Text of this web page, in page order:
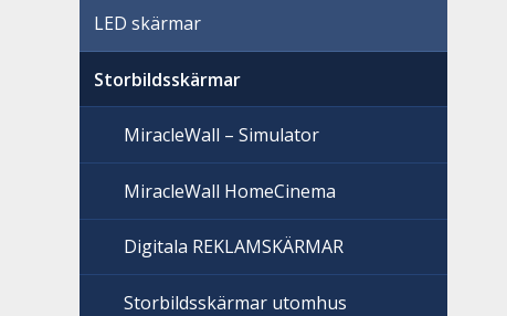
LED skärmar
Storbildsskärmar
MiracleWall – Simulator
MiracleWall HomeCinema
Digitala REKLAMSKÄRMAR
Storbildsskärmar utomhus